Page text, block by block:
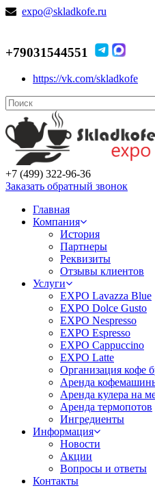
expo@skladkofe.ru
+79031544551
https://vk.com/skladkofe
+7 (499) 322-96-36
Заказать обратный звонок
Главная
Компания
История
Партнеры
Реквизиты
Отзывы клиентов
Услуги
EXPO Lavazza Blue
EXPO Dolce Gusto
EXPO Nespresso
EXPO Espresso
EXPO Cappuccino
EXPO Latte
Организация кофе
Аренда
Аренда кулера на
Аренда термопотов
Ингредиенты
Информация
Новости
Акции
Вопросы и ответы
Контакты